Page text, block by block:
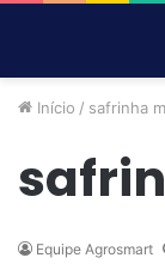
Início / safrinha
Equipe Agrosmart